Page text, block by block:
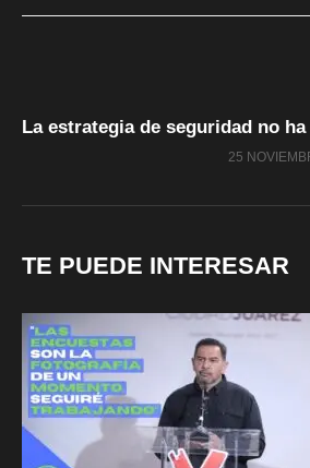
25
TE PUEDE INTERESAR